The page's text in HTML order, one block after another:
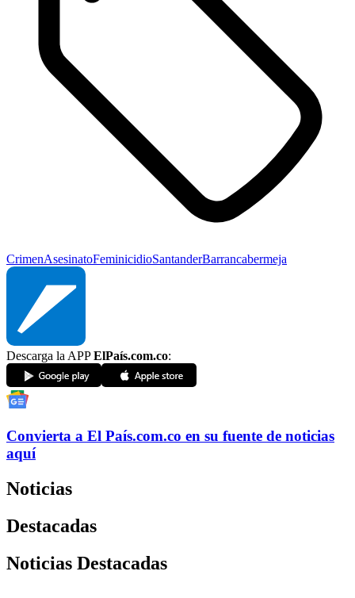
CrimenAsesinatoFeminicidioSantanderBarrancabermeja
Descarga la APPElPaís.com.co:
Convierta a El País.com.co en su fuente de noticias
aquí
Noticias
Destacadas
Noticias Destacadas